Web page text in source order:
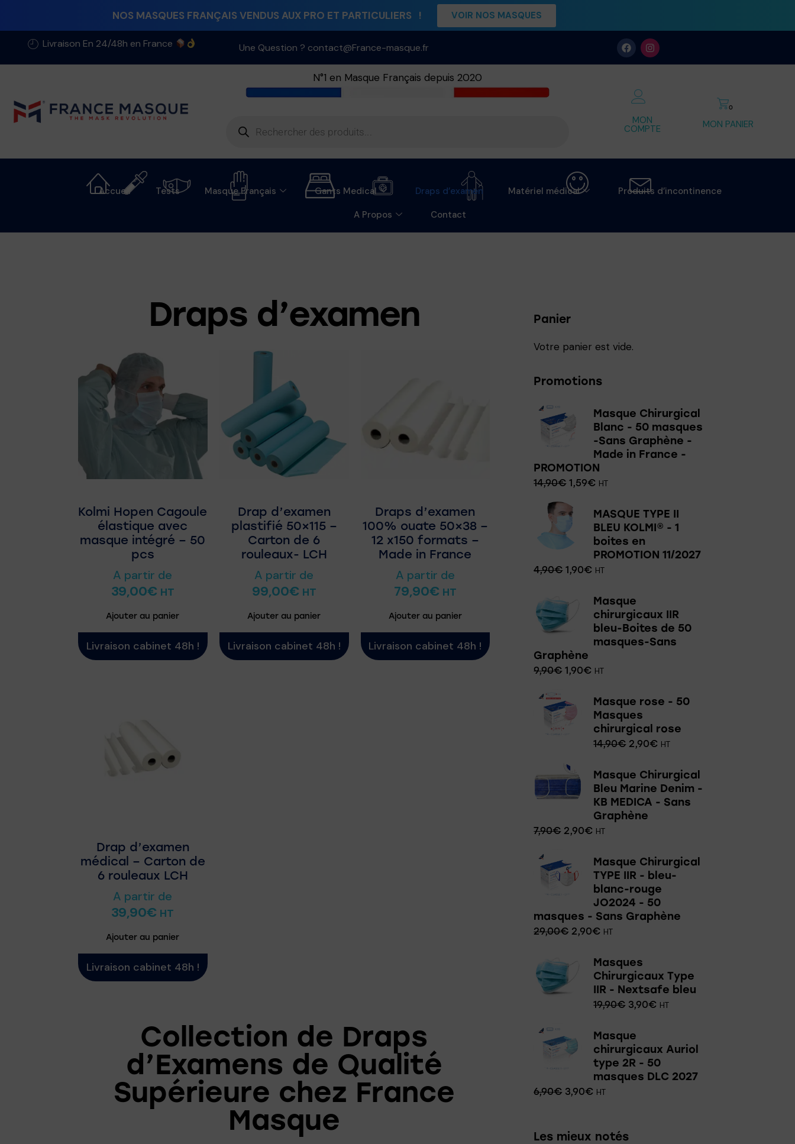
NOS MASQUES FRANÇAIS VENDUS AUX PRO ET PARTICULIERS ! VOIR NOS MASQUES
Livraison En 24/48h en France Une Question ? contact@France-masque.fr
N°1 en Masque Français depuis 2020
MON
COMPTE
0
MON PANIER
Accueil Tests Masque Français Gants Medical Draps d’examen Matériel médical
Produits d’incontinence
A Propos
Contact
Draps d’examen
Kolmi Hopen Cagoule
élastique avec
masque intégré – 50
pcs
A partir de
39,00€ HT
Ajouter au panier
Livraison cabinet 48h !
Drap d’examen
plastifié 50×115 –
Carton de 6
rouleaux- LCH
A partir de
99,00€ HT
Ajouter au panier
Livraison cabinet 48h !
Draps d’examen
100% ouate 50×38 –
12 x150 formats –
Made in France
A partir de
79,90€ HT
Ajouter au panier
Livraison cabinet 48h !
Drap d’examen
médical – Carton de
6 rouleaux LCH
A partir de
39,90€ HT
Ajouter au panier
Livraison cabinet 48h !
Collection de Draps
d’Examens de Qualité
Supérieure chez France
Masque
Panier
Votre panier est vide.
Promotions
Masque Chirurgical
Blanc - 50 masques
-Sans Graphène -
Made in France -
PROMOTION
14,90€ 1,59€ HT
MASQUE TYPE II
BLEU KOLMI® - 1
boites en
PROMOTION 11/2027
4,90€ 1,90€ HT
Masque
chirurgicaux IIR
bleu-Boites de 50
masques-Sans
Graphène
9,90€ 1,90€ HT
Masque rose - 50
Masques
chirurgical rose
14,90€ 2,90€ HT
Masque Chirurgical
Bleu Marine Denim -
KB MEDICA - Sans
Graphène
7,90€ 2,90€ HT
Masque Chirurgical
TYPE IIR - bleu-
blanc-rouge
JO2024 - 50
masques - Sans Graphène
29,00€ 2,90€ HT
Masques
Chirurgicaux Type
IIR - Nextsafe bleu
19,90€ 3,90€ HT
Masque
chirurgicaux Auriol
type 2R - 50
masques DLC 2027
6,90€ 3,90€ HT
Les mieux notés